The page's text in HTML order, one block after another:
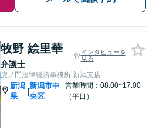
牧野 絵里華
弁護士
インタビューを
見る
虎ノ門法律経済事務所 新潟支店
新潟
県
|
新潟市中
央区
営業時間：08:00~17:00
（平日）